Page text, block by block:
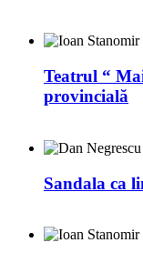
Teatrul “
provincială
Sandala ca